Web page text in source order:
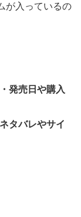
が入っているの
発売日や購入
タバレやサイ